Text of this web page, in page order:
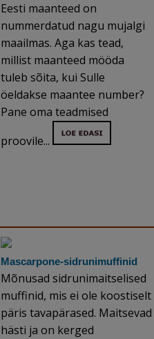
Eesti maanteed on
nummerdatud nagu mujalgi
maailmas. Aga kas tead,
millist maanteed mööda
tuleb sõita, kui Sulle
öeldakse maantee number?
Pane oma teadmised
proovile...
Mascarpone-sidrunimuffinid
Mõnusad sidrunimaitselised
muffinid, mis ei ole koostiselt
päris tavapärased. Maitsevad
hästi ja on kerged